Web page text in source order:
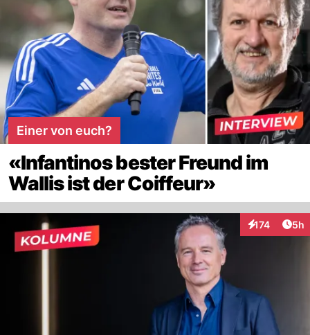
Einer von euch?
«Infantinos bester Freund im
Wallis ist der Coiffeur»
174
Interaktionen
5h